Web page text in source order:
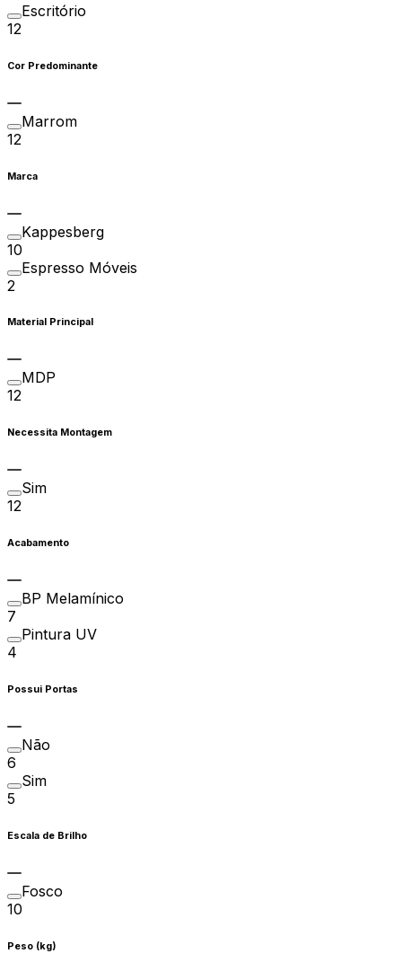
Escritório
12
Cor Predominante
Marrom
12
Marca
Kappesberg
10
Espresso Móveis
2
Material Principal
MDP
12
Necessita Montagem
Sim
12
Acabamento
BP Melamínico
7
Pintura UV
4
Possui Portas
Não
6
Sim
5
Escala de Brilho
Fosco
10
Peso (kg)